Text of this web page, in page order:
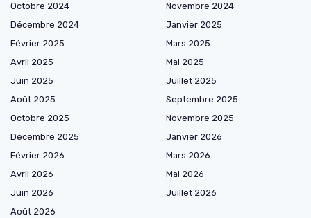
Octobre 2024
Novembre 2024
Décembre 2024
Janvier 2025
Février 2025
Mars 2025
Avril 2025
Mai 2025
Juin 2025
Juillet 2025
Août 2025
Septembre 2025
Octobre 2025
Novembre 2025
Décembre 2025
Janvier 2026
Février 2026
Mars 2026
Avril 2026
Mai 2026
Juin 2026
Juillet 2026
Août 2026